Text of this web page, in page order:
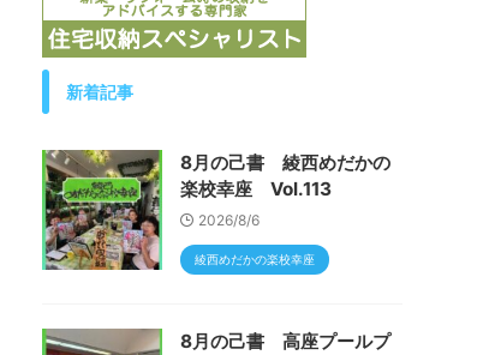
新着記事
8月の己書 綾西めだかの
楽校幸座 Vol.113
2026/8/6
綾西めだかの楽校幸座
8月の己書 高座プールプ